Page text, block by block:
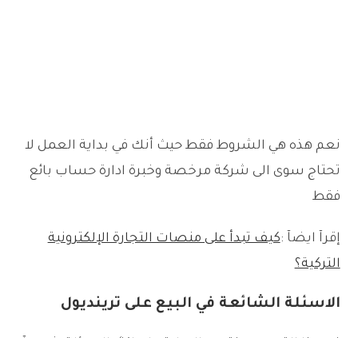
نعم هذه هي الشروط فقط حيث أنك في بداية العمل لا
تحتاج سوى الى شركة مرخصة وخبرة ادارة حساب بائع
فقط
إقرآ ايضآ :كيف تبدأ على منصات التجارة الإلكترونية
التركية؟
الاسئلة الشائعة في البيع على ترينديول